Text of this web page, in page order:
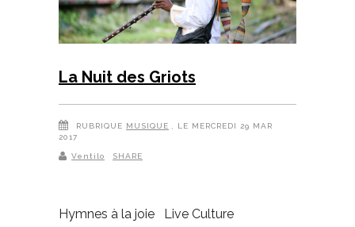
La Nuit des Griots
RUBRIQUE MUSIQUE
, LE MERCREDI 29 MAR
2017
Ventilo SHARE
Hymnes à la joie Live Culture